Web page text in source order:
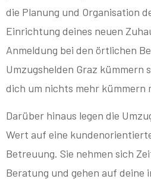
die Planung und Organisation
Einrichtung deines neuen
Anmeldung bei den örtlichen
Umzugshelden Graz kümmern
dich um nichts mehr kümmern
Darüber hinaus legen die
Wert auf eine
Betreuung. Sie nehmen sich
Beratung und gehen auf deine